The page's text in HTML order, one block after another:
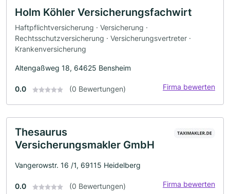
Holm Köhler Versicherungsfachwirt
Haftpflichtversicherung · Versicherung ·
Rechtsschutzversicherung · Versicherungsvertreter ·
Krankenversicherung
Altengaßweg 18, 64625 Bensheim
0.0 (0 Bewertungen) Firma bewerten
Thesaurus
Versicherungsmakler GmbH
Vangerowstr. 16 /1, 69115 Heidelberg
0.0 (0 Bewertungen) Firma bewerten